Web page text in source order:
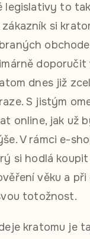
legislativy to
zákazník si
doporučit
dnes již
S jistým
online, jak už
V rámci e-
si hodlá
věku a
totožnost.
kratomu je